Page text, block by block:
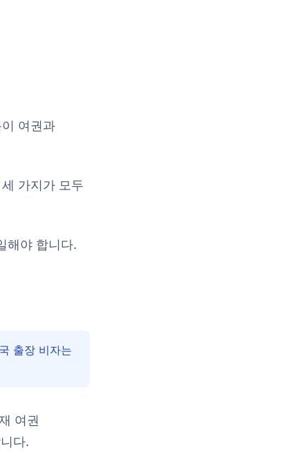
여권과
가지가 모두
해야 합니다.
출장 비자는
여권
다.